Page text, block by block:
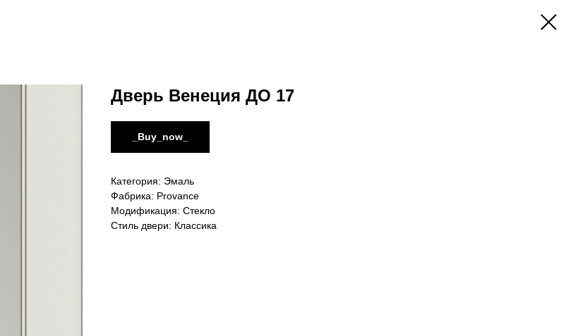
Дверь Венеция ДО 17
_Buy_now_
Категория: Эмаль
Фабрика: Provance
Модификация: Стекло
Стиль двери: Классика